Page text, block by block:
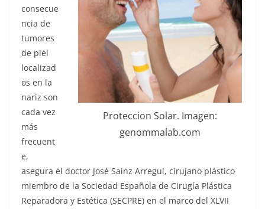
Proteccion Solar. Imagen:
genommalab.com
consecue
ncia de
tumores
de piel
localizad
os en la
nariz son
cada vez
más
frecuent
e,
asegura el doctor José Sainz Arregui, cirujano plástico
miembro de la Sociedad Española de Cirugía Plástica
Reparadora y Estética (SECPRE) en el marco del XLVII